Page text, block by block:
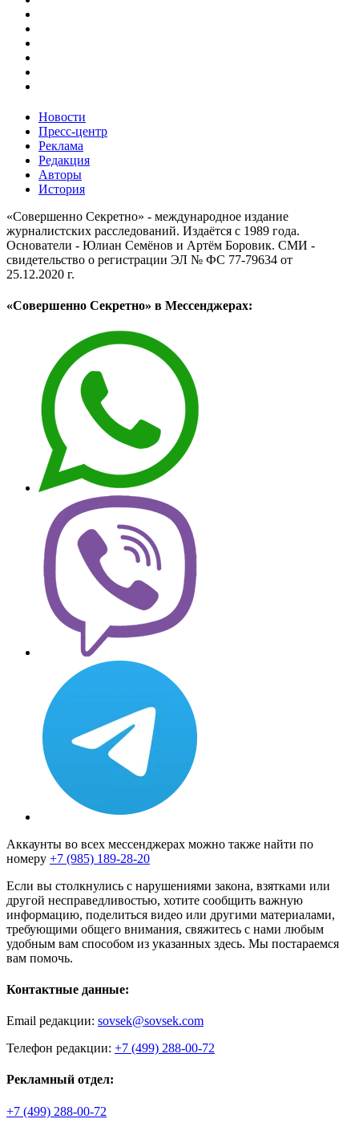
Новости
Пресс-центр
Реклама
Редакция
Авторы
История
«Совершенно Секретно» - международное издание
журналистских расследований. Издаётся с 1989 года.
Основатели - Юлиан Семёнов и Артём Боровик. CМИ -
свидетельство о регистрации ЭЛ № ФС 77-79634 от
25.12.2020 г.
«Совершенно Секретно» в Мессенджерах:
Аккаунты во всех мессенджерах можно также найти по
номеру +7 (985) 189-28-20
Если вы столкнулись с нарушениями закона, взятками или
другой несправедливостью, хотите сообщить важную
информацию, поделиться видео или другими материалами,
требующими общего внимания, свяжитесь с нами любым
удобным вам способом из указанных здесь. Мы постараемся
вам помочь.
Контактные данные:
Email редакции: sovsek@sovsek.com
Телефон редакции: +7 (499) 288-00-72
Рекламный отдел:
+7 (499) 288-00-72